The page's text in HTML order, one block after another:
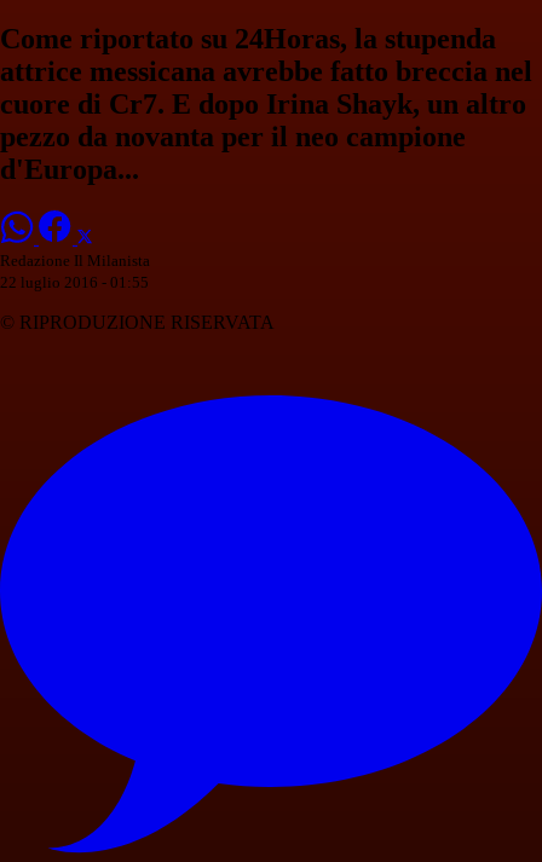
Come riportato su 24Horas, la stupenda
attrice messicana avrebbe fatto breccia nel
cuore di Cr7. E dopo Irina Shayk, un altro
pezzo da novanta per il neo campione
d'Europa...
Redazione Il Milanista
22 luglio 2016 - 01:55
© RIPRODUZIONE RISERVATA